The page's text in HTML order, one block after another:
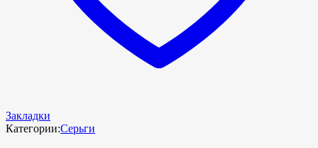
Закладки
Категории:Серьги